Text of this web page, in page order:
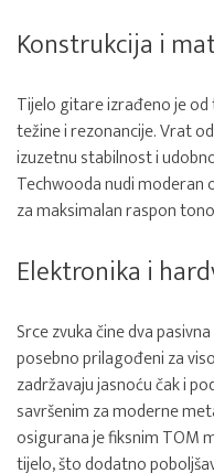
Konstrukcija i
Tijelo gitare izrađeno je
težine i rezonancije. Vrat
izuzetnu stabilnost i
Techwooda nudi moderan
za maksimalan raspon
Elektronika i
Srce zvuka čine dva
posebno prilagođeni za
zadržavaju jasnoću čak i
savršenim za moderne
osigurana je fiksnim TOM
tijelo, što dodatno